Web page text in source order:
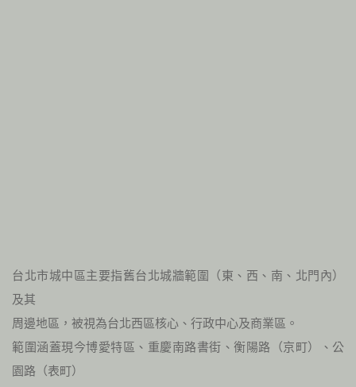
台北市城中區主要指舊台北城牆範圍（東、西、南、北門內）
及其
周邊地區，被視為台北西區核心、行政中心及商業區。
範圍涵蓋現今博愛特區、重慶南路書街、衡陽路（京町）、公
園路（表町）